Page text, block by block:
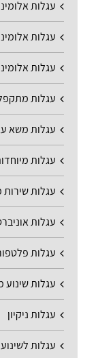
עגלות
עגלות
עגלות
עגלות
עגלות משא
עגלות
עגלות
עגלות
עגלות
עגלות שינוע
עגלות ניקיון
עגלות